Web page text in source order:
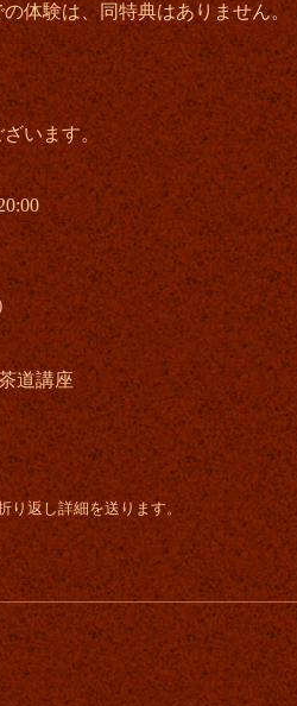
体験は、同特典はありません。
います。
道講座
り返し詳細を送ります。